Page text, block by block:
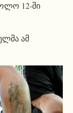
12-ში
ამ